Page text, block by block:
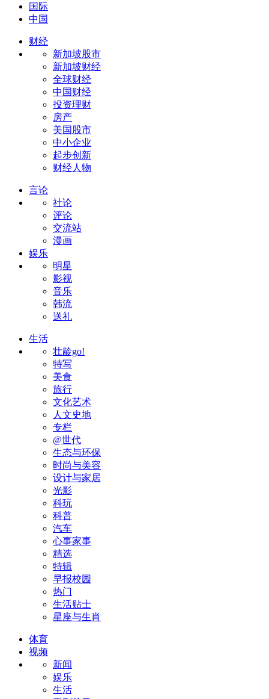
国际
中国
财经
新加坡股市
新加坡财经
全球财经
中国财经
投资理财
房产
美国股市
中小企业
起步创新
财经人物
言论
社论
评论
交流站
漫画
娱乐
明星
影视
音乐
韩流
送礼
生活
壮龄go!
特写
美食
旅行
文化艺术
人文史地
专栏
@世代
生态与环保
时尚与美容
设计与家居
光影
科玩
科普
汽车
心事家事
精选
特辑
早报校园
热门
生活贴士
星座与生肖
体育
视频
新闻
娱乐
生活